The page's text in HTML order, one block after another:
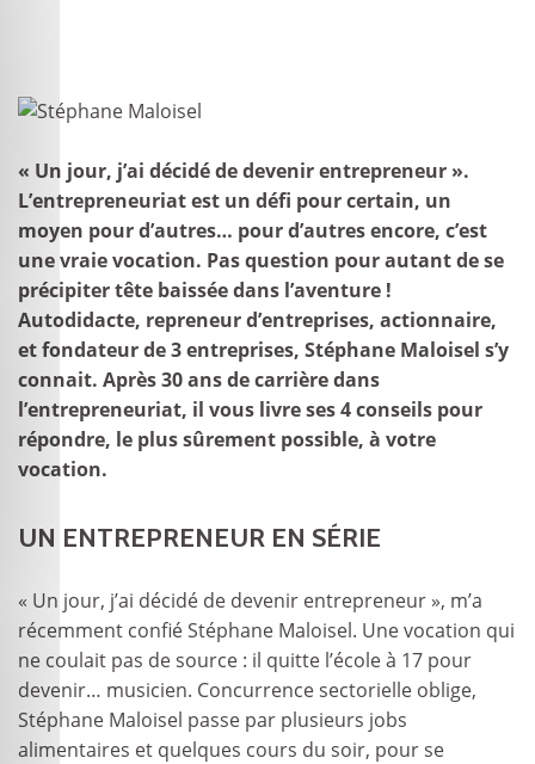
« Un jour, j’ai décidé de devenir entrepreneur ».
L’entrepreneuriat est un défi pour certain, un
moyen pour d’autres… pour d’autres encore, c’est
une vraie vocation. Pas question pour autant de se
précipiter tête baissée dans l’aventure !
Autodidacte, repreneur d’entreprises, actionnaire,
et fondateur de 3 entreprises, Stéphane Maloisel s’y
connait. Après 30 ans de carrière dans
l’entrepreneuriat, il vous livre ses 4 conseils pour
répondre, le plus sûrement possible, à votre
vocation.
UN ENTREPRENEUR EN SÉRIE
« Un jour, j’ai décidé de devenir entrepreneur », m’a
récemment confié Stéphane Maloisel. Une vocation qui
ne coulait pas de source : il quitte l’école à 17 pour
devenir… musicien. Concurrence sectorielle oblige,
Stéphane Maloisel passe par plusieurs jobs
alimentaires et quelques cours du soir, pour se